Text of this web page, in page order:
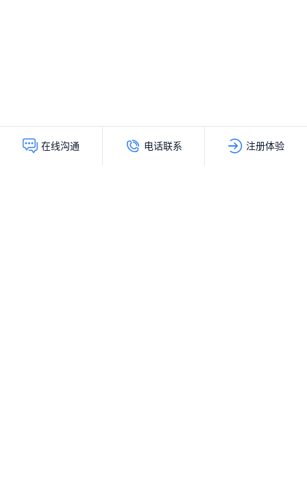
在线沟通 电话联系 注册体验